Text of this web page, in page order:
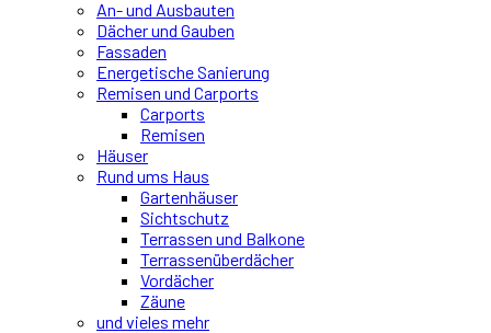
An- und Ausbauten
Dächer und Gauben
Fassaden
Energetische Sanierung
Remisen und Carports
Carports
Remisen
Häuser
Rund ums Haus
Gartenhäuser
Sichtschutz
Terrassen und Balkone
Terrassenüberdächer
Vordächer
Zäune
und vieles mehr